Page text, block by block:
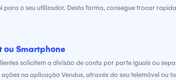
o seu utilizador. Desta forma, consegue trocar
ou Smartphone
solicitem a divisão de conta por parte iguais ou
na aplicação Vendus, através do seu telemóvel ou